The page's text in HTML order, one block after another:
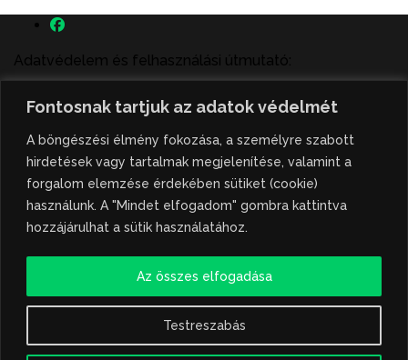
Fontosnak tartjuk az adatok védelmét
A böngészési élmény fokozása, a személyre szabott
hirdetések vagy tartalmak megjelenítése, valamint a
forgalom elemzése érdekében sütiket (cookie)
használunk. A "Mindet elfogadom" gombra kattintva
hozzájárulhat a sütik használatához.
Testreszabás
Az összes elfogadása
Adatvédelem és felhasználási útmutató:
A szenttamás.rs magyar nyelvű internetes hírportálon
megjelenő szerzői írások, a híranyag és minden egyéb
tartalom a portált működtető Gion Nándor Kulturális
Központ szellemi tulajdonát képezik, amely szellemi
tulajdont a nemzetközi és szerbiai törvények védik. A
jogosulatlan felhasználás büntető- és polgári jogi
következményeket von maga után. A hírportálon
ismertetése, illetve közzétett fotók átvétele kizárólag
csak hivatkozással, illetve a forrás megjelölésével
Hivatkozás formája: szenttamas.rs